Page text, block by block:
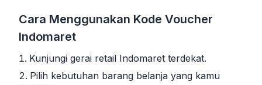
Cara Menggunakan Kode Voucher
Indomaret
Kunjungi gerai retail Indomaret terdekat.
Pilih kebutuhan barang belanja yang kamu